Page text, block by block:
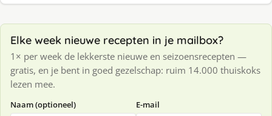
Elke week nieuwe recepten in je mailbox?
1× per week de lekkerste nieuwe en seizoensrecepten —
gratis, en je bent in goed gezelschap: ruim 14.000 thuiskoks
lezen mee.
Naam (optioneel) E-mail